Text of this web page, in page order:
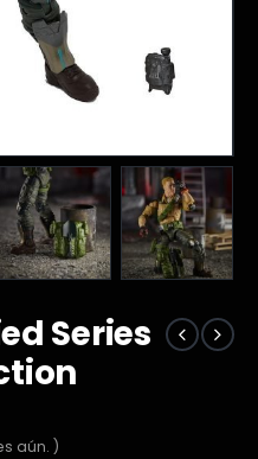
Series
aún. )